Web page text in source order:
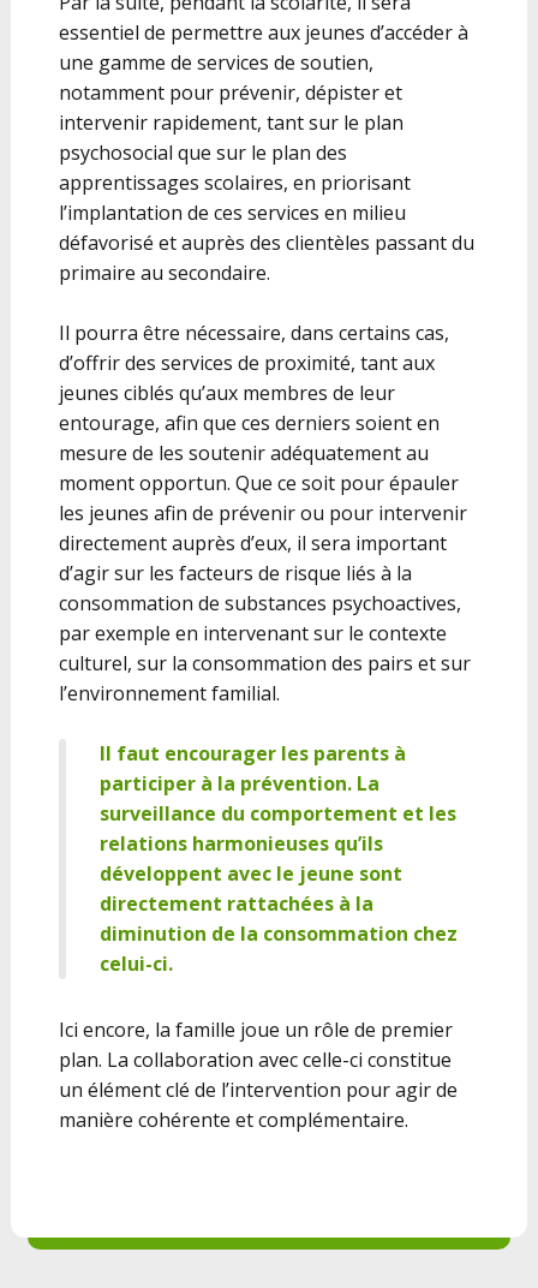
essentiel de permettre aux jeunes d’accéder à
une gamme de services de soutien,
notamment pour prévenir, dépister et
intervenir rapidement, tant sur le plan
psychosocial que sur le plan des
apprentissages scolaires, en priorisant
l’implantation de ces services en milieu
défavorisé et auprès des clientèles passant du
primaire au secondaire.
Il pourra être nécessaire, dans certains cas,
d’offrir des services de proximité, tant aux
jeunes ciblés qu’aux membres de leur
entourage, afin que ces derniers soient en
mesure de les soutenir adéquatement au
moment opportun. Que ce soit pour épauler
les jeunes afin de prévenir ou pour intervenir
directement auprès d’eux, il sera important
d’agir sur les facteurs de risque liés à la
consommation de substances psychoactives,
par exemple en intervenant sur le contexte
culturel, sur la consommation des pairs et sur
l’environnement familial.
Il faut encourager les parents à
participer à la prévention. La
surveillance du comportement et les
relations harmonieuses qu’ils
développent avec le jeune sont
directement rattachées à la
diminution de la consommation chez
celui-ci.
Ici encore, la famille joue un rôle de premier
plan. La collaboration avec celle-ci constitue
un élément clé de l’intervention pour agir de
manière cohérente et complémentaire.